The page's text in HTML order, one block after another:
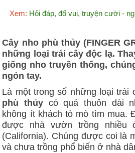
Xem: Hỏi đáp, đố vui, truyện cười -
Cây nho phù thủy (FINGER
những loại trái cây độc lạ.
giống nho truyền thống,
ngón tay.
Là một trong số những loại trái
phù thủy có quả thuôn dài
không ít khách tò mò tìm mua.
được nhà vườn trồng nhiều
(California). Chúng được coi là
và chưa trồng phổ biến ở nhà